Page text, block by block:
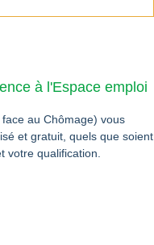
à l'Espace emploi
au Chômage) vous
et gratuit, quels que soient
votre qualification.